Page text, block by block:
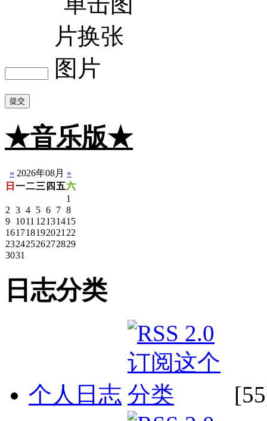
提交
★音乐版★
« 2026年08月 »
日 一二三 四 五六
1
2 3 4 5 6 7 8
9 1011 12131415
161718192021 22
23242526272829
3031
日志分类
个人日志